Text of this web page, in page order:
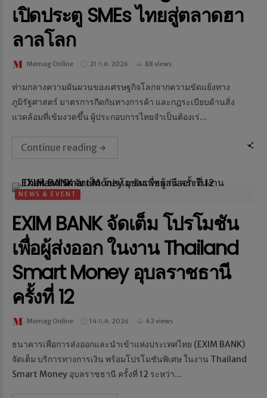
เปิดประตู SMEs ไทยสู่ตลาดฮา
ลาลโลก
Memag Online 21 ก.ค. 2026 88 views
ท่ามกลางความผันผวนของเศรษฐกิจโลกจากความขัดแย้งทาง
ภูมิรัฐศาสตร์ มาตรการกีดกันทางการค้า และกฎระเบียบด้านสิ่ง
แวดล้อมที่เข้มงวดขึ้น ผู้ประกอบการไทยจำเป็นต้องเร่...
Continue reading
NEWS & EVENT
EXIM BANK จัดเต็ม โปรโมชัน
เพื่อผู้ส่งออก ในงาน Thailand
Smart Money อุบลราชธานี
ครั้งที่ 12
Memag Online 14 ก.ค. 2026 42 views
ธนาคารเพื่อการส่งออกและนำเข้าแห่งประเทศไทย (EXIM BANK)
จัดเต็ม บริการทางการเงิน พร้อมโปรโมชันพิเศษ ในงาน Thailand
Smart Money อุบลราชธานี ครั้งที่ 12 ระหว่า...